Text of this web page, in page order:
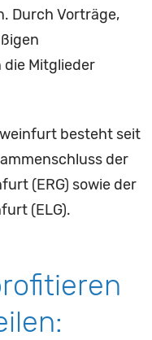
Durch Vorträge,
Mitglieder
besteht seit
der
(ERG) sowie der
(ELG).